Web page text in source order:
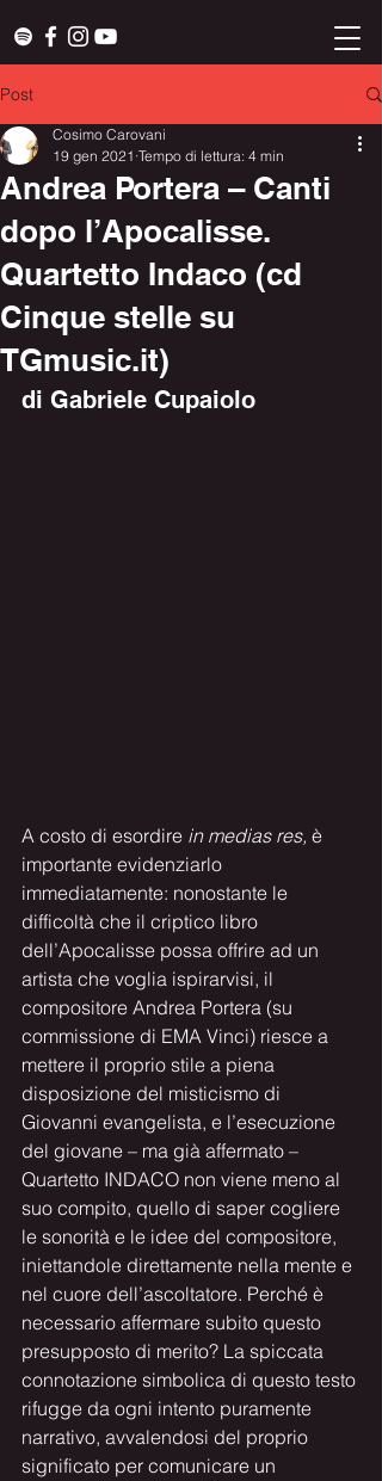
Post
Andrea Portera – Canti
dopo l’Apocalisse.
Quartetto Indaco (cd
Cinque stelle su
TGmusic.it)
Cosimo Carovani
19 gen 2021 Tempo di lettura: 4 min
di Gabriele Cupaiolo
A costo di esordire in medias res, è
importante evidenziarlo
immediatamente: nonostante le
difficoltà che il criptico libro
dell’Apocalisse possa offrire ad un
artista che voglia ispirarvisi, il
compositore Andrea Portera (su
commissione di EMA Vinci) riesce a
mettere il proprio stile a piena
disposizione del misticismo di
Giovanni evangelista, e l’esecuzione
del giovane – ma già affermato –
Quartetto INDACO non viene meno al
suo compito, quello di saper cogliere
le sonorità e le idee del compositore,
iniettandole direttamente nella mente e
nel cuore dell’ascoltatore. Perché è
necessario affermare subito questo
presupposto di merito? La spiccata
connotazione simbolica di questo testo
rifugge da ogni intento puramente
narrativo, avvalendosi del proprio
significato per comunicare un